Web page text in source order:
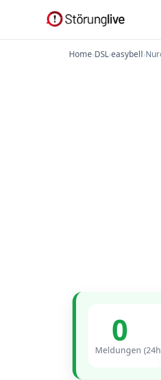
Home›DSL›easybell›
0
Meldungen